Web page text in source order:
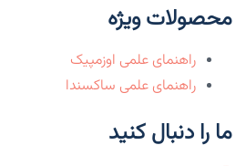
محصولات ویژه
راهنمای علمی اوزمپیک
راهنمای علمی ساکسندا
ما را دنبال کنید